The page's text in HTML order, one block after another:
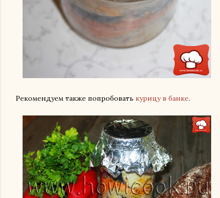
Рекомендуем также попробовать курицу в банке.